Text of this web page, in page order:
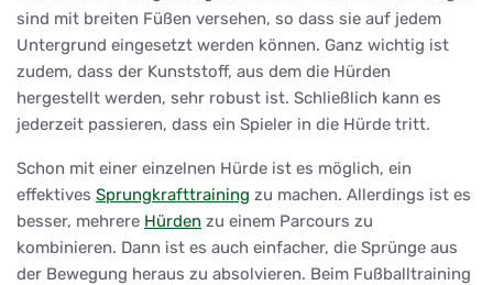
sind mit breiten Füßen versehen, so dass sie auf jedem
Untergrund eingesetzt werden können. Ganz wichtig ist
zudem, dass der Kunststoff, aus dem die Hürden
hergestellt werden, sehr robust ist. Schließlich kann es
jederzeit passieren, dass ein Spieler in die Hürde tritt.
Schon mit einer einzelnen Hürde ist es möglich, ein
effektives Sprungkrafttraining zu machen. Allerdings ist es
besser, mehrere Hürden zu einem Parcours zu
kombinieren. Dann ist es auch einfacher, die Sprünge aus
der Bewegung heraus zu absolvieren. Beim Fußballtraining